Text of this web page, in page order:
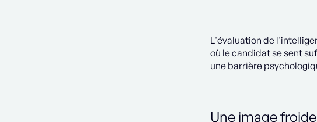
L'évaluation de
où le candidat se sent
une barrière
Une image